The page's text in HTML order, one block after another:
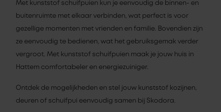
Met kunststof schuifpuien kun je eenvoudig de binnen- en
buitenruimte met elkaar verbinden, wat perfect is voor
gezellige momenten met vrienden en familie. Bovendien zijn
ze eenvoudig te bedienen, wat het gebruiksgemak verder
vergroot. Met kunststof schuifpuien maak je jouw huis in
Hattem comfortabeler en energiezuiniger.
Ontdek de mogelijkheden en stel jouw kunststof kozijnen,
deuren of schuifpui eenvoudig samen bij Skodora.